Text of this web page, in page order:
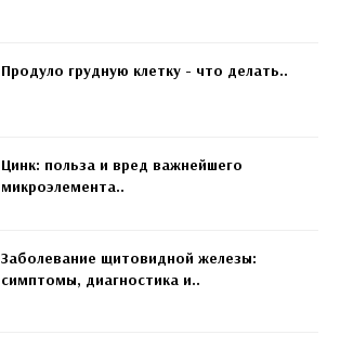
Продуло грудную клетку - что делать..
Цинк: польза и вред важнейшего
микроэлемента..
Заболевание щитовидной железы:
симптомы, диагностика и..